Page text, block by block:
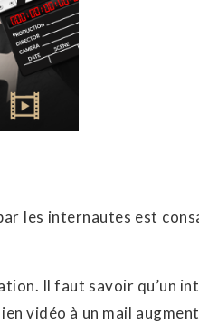
les internautes est
Il faut savoir qu’un
vidéo à un mail